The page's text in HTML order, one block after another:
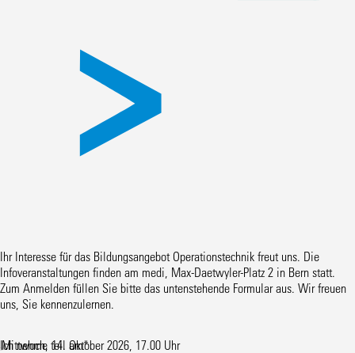
Ihr Interesse für das Bildungsangebot Operationstechnik freut uns. Die
Infoveranstaltungen finden am medi, Max-Daetwyler-Platz 2 in Bern statt.
Zum Anmelden füllen Sie bitte das untenstehende Formular aus. Wir freuen
uns, Sie kennenzulernen.
Ich nehme teil am*
Mittwoch, 14. Oktober 2026, 17.00 Uhr